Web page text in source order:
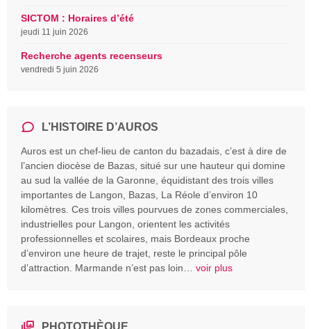
SICTOM : Horaires d’été
jeudi 11 juin 2026
Recherche agents recenseurs
vendredi 5 juin 2026
L’HISTOIRE D’AUROS
Auros est un chef-lieu de canton du bazadais, c’est à dire de
l’ancien diocèse de Bazas, situé sur une hauteur qui domine
au sud la vallée de la Garonne, équidistant des trois villes
importantes de Langon, Bazas, La Réole d’environ 10
kilomètres. Ces trois villes pourvues de zones commerciales,
industrielles pour Langon, orientent les activités
professionnelles et scolaires, mais Bordeaux proche
d’environ une heure de trajet, reste le principal pôle
d’attraction. Marmande n’est pas loin… voir plus
PHOTOTHÈQUE